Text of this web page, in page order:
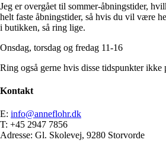
Jeg er overgået til sommer-åbningstider,
helt faste åbningstider, så hvis du vil være
i butikken, så ring lige.
Onsdag, torsdag og fredag 11-16
Ring også gerne hvis disse tidspunkter ikke
Kontakt
E: info@anneflohr.dk
T: +45 2947 7856
Adresse: Gl. Skolevej, 9280 Storvorde